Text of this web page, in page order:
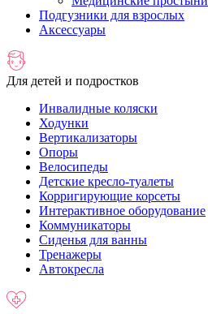
Подгузники для взрослых
Аксессуары
Для детей и подростков
Инвалидные коляски
Ходунки
Вертикализаторы
Опоры
Велосипеды
Детские кресло-туалеты
Корригирующие корсеты
Интерактивное оборудование
Коммуникаторы
Сиденья для ванны
Тренажеры
Автокресла